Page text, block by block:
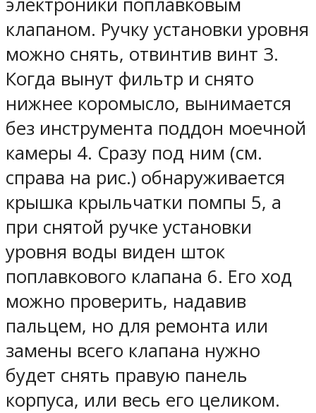
клапаном. Ручку установки уровня
можно снять, отвинтив винт 3.
Когда вынут фильтр и снято
нижнее коромысло, вынимается
без инструмента поддон моечной
камеры 4. Сразу под ним (см.
справа на рис.) обнаруживается
крышка крыльчатки помпы 5, а
при снятой ручке установки
уровня воды виден шток
поплавкового клапана 6. Его ход
можно проверить, надавив
пальцем, но для ремонта или
замены всего клапана нужно
будет снять правую панель
корпуса, или весь его целиком.